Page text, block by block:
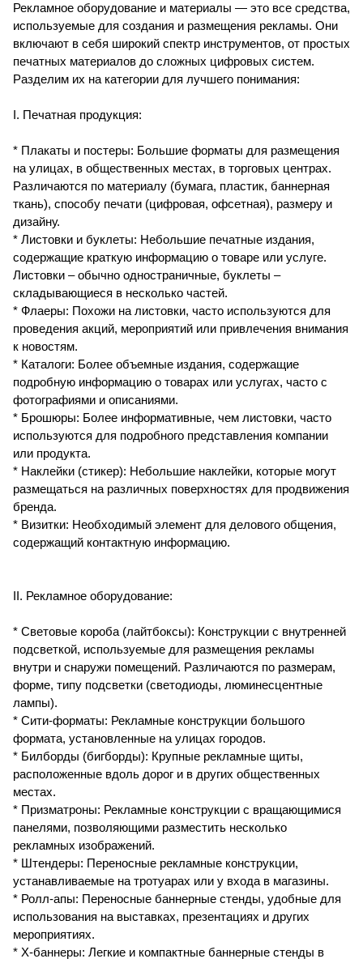
Рекламное оборудование и материалы — это все средства,
используемые для создания и размещения рекламы. Они
включают в себя широкий спектр инструментов, от простых
печатных материалов до сложных цифровых систем.
Разделим их на категории для лучшего понимания:
I. Печатная продукция:
* Плакаты и постеры: Большие форматы для размещения
на улицах, в общественных местах, в торговых центрах.
Различаются по материалу (бумага, пластик, баннерная
ткань), способу печати (цифровая, офсетная), размеру и
дизайну.
* Листовки и буклеты: Небольшие печатные издания,
содержащие краткую информацию о товаре или услуге.
Листовки – обычно одностраничные, буклеты –
складывающиеся в несколько частей.
* Флаеры: Похожи на листовки, часто используются для
проведения акций, мероприятий или привлечения внимания
к новостям.
* Каталоги: Более объемные издания, содержащие
подробную информацию о товарах или услугах, часто с
фотографиями и описаниями.
* Брошюры: Более информативные, чем листовки, часто
используются для подробного представления компании
или продукта.
* Наклейки (стикер): Небольшие наклейки, которые могут
размещаться на различных поверхностях для продвижения
бренда.
* Визитки: Необходимый элемент для делового общения,
содержащий контактную информацию.
II. Рекламное оборудование:
* Световые короба (лайтбоксы): Конструкции с внутренней
подсветкой, используемые для размещения рекламы
внутри и снаружи помещений. Различаются по размерам,
форме, типу подсветки (светодиоды, люминесцентные
лампы).
* Сити-форматы: Рекламные конструкции большого
формата, установленные на улицах городов.
* Билборды (бигборды): Крупные рекламные щиты,
расположенные вдоль дорог и в других общественных
местах.
* Призматроны: Рекламные конструкции с вращающимися
панелями, позволяющими разместить несколько
рекламных изображений.
* Штендеры: Переносные рекламные конструкции,
устанавливаемые на тротуарах или у входа в магазины.
* Ролл-апы: Переносные баннерные стенды, удобные для
использования на выставках, презентациях и других
мероприятиях.
* X-баннеры: Легкие и компактные баннерные стенды в